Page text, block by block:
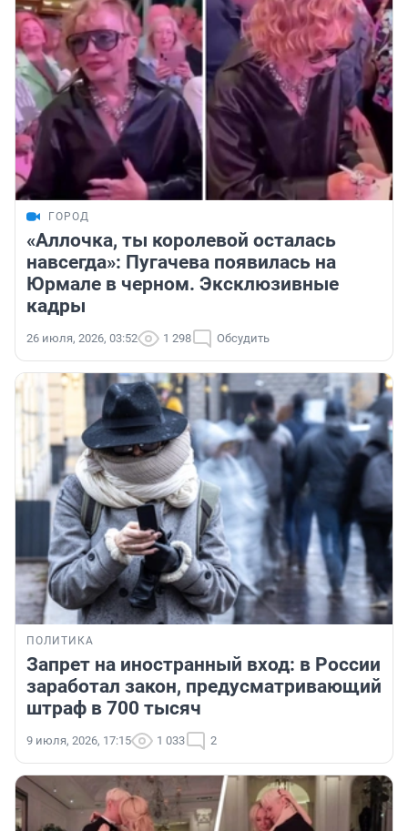
ГОРОД
«Аллочка, ты королевой осталась
навсегда»: Пугачева появилась на
Юрмале в черном. Эксклюзивные
кадры
26 июля, 2026, 03:52 1 298 Обсудить
ПОЛИТИКА
Запрет на иностранный вход: в России
заработал закон, предусматривающий
штраф в 700 тысяч
9 июля, 2026, 17:15 1 033 2